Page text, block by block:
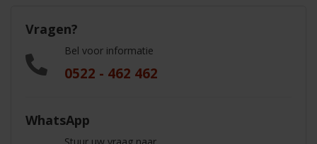
Vragen?
Bel voor informatie
0522 - 462 462
WhatsApp